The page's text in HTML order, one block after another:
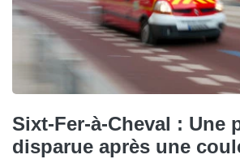
Sixt-Fer-à-Cheval : Une
disparue après une